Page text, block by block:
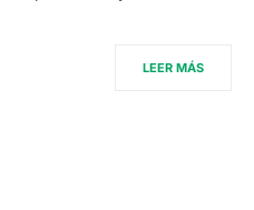
LEER MÁS